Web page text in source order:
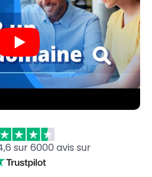
sur 6000 avis sur